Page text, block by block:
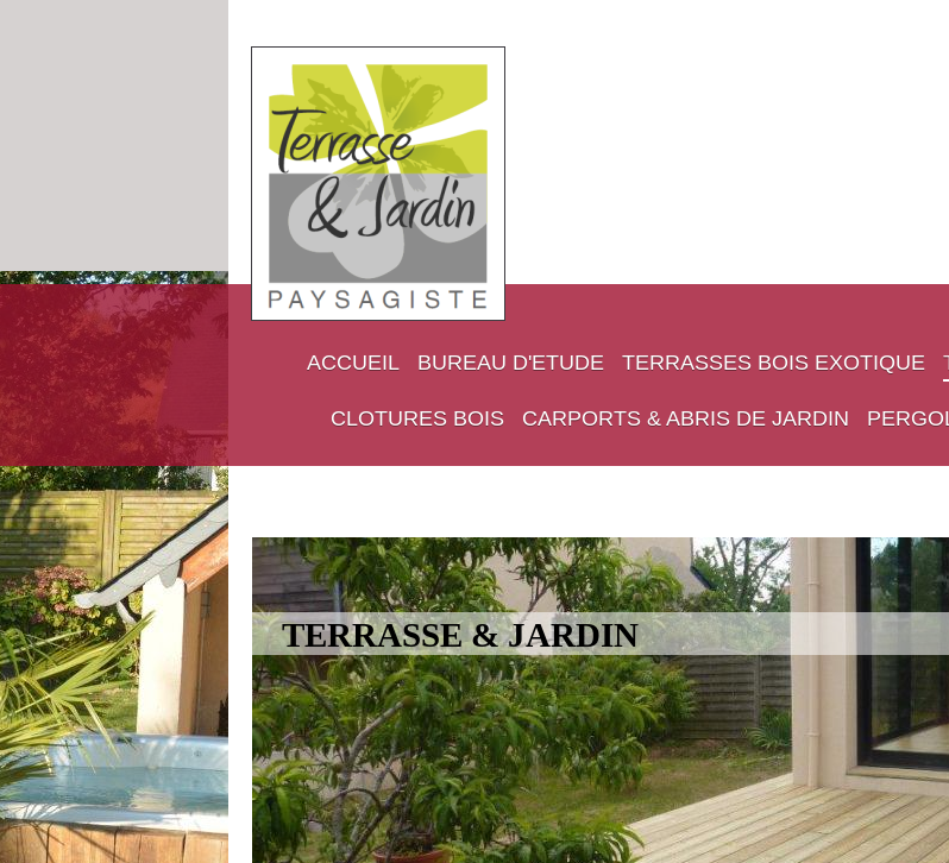
ACCUEIL BUREAU D'ETUDE TERRASSES BOIS EXOTIQUE
CLOTURES BOIS CARPORTS & ABRIS DE JARDIN
TERRASSE &